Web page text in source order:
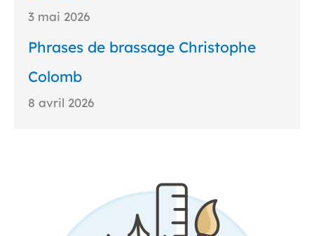
3 mai 2026
Phrases de brassage Christophe
Colomb
8 avril 2026